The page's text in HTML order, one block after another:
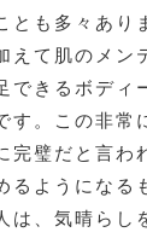
とも多々あり
えて肌のメン
できるボディ
す。この非常
完璧だと言わ
るようになる
は、気晴らし